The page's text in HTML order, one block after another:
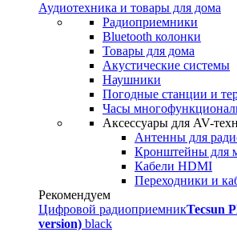
Аудиотехника и товары для дома
Радиоприемники
Bluetooth колонки
Товары для дома
Акустические системы
Наушники
Погодные станции и
Часы
Аксессуары для AV-
Антенны для
Кронштейны для
Кабели HDMI
Переходники и
Рекомендуем
Цифровой радиоприемникTecsun
version) black